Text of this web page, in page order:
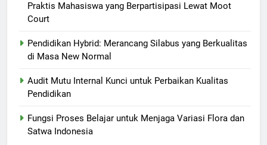
Praktis Mahasiswa yang Berpartisipasi Lewat Moot
Court
Pendidikan Hybrid: Merancang Silabus yang Berkualitas
di Masa New Normal
Audit Mutu Internal Kunci untuk Perbaikan Kualitas
Pendidikan
Fungsi Proses Belajar untuk Menjaga Variasi Flora dan
Satwa Indonesia